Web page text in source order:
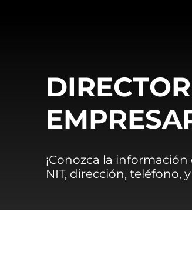
¡Conozca la
NIT, dirección, teléfono,